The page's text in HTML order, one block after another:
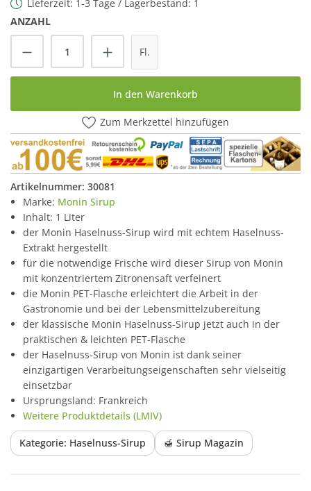
Lieferzeit: 1-3 Tage / Lagerbestand: 1
ANZAHL
Produkt Anzahl: Gib den gewünschten
Fl.
In den Warenkorb
Zum Merkzettel hinzufügen
Artikelnummer: 30081
Marke: Monin Sirup
Inhalt: 1 Liter
der Monin Haselnuss-Sirup wird mit echtem Haselnuss-
Extrakt hergestellt
für die notwendige Frische wird dieser Sirup von Monin
mit konzentriertem Zitronensaft verfeinert
die Monin PET-Flasche erleichtert die Arbeit in der
Gastronomie und bei der Lebensmittelzubereitung
der klassische Monin Haselnuss-Sirup jetzt auch in der
praktischen & leichten PET-Flasche
der Haselnuss-Sirup von Monin ist dank seiner
einzigartigen Verarbeitungseigenschaften sehr vielseitig
einsetzbar
Ursprungsland: Frankreich
Weitere Produktdetails (LMIV)
Kategorie: Haselnuss-Sirup 🍯 Sirup Magazin